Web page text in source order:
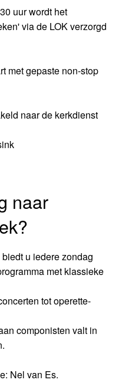
uur wordt het
via de LOK verzorgd
met gepaste non-stop
naar de kerkdienst
naar
u iedere zondag
met klassieke
tot operette-
componisten valt in
Nel van Es.